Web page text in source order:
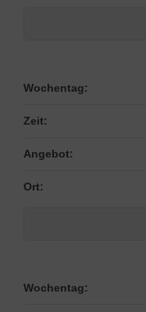
Wochentag:
Zeit:
Angebot:
Ort:
Wochentag: